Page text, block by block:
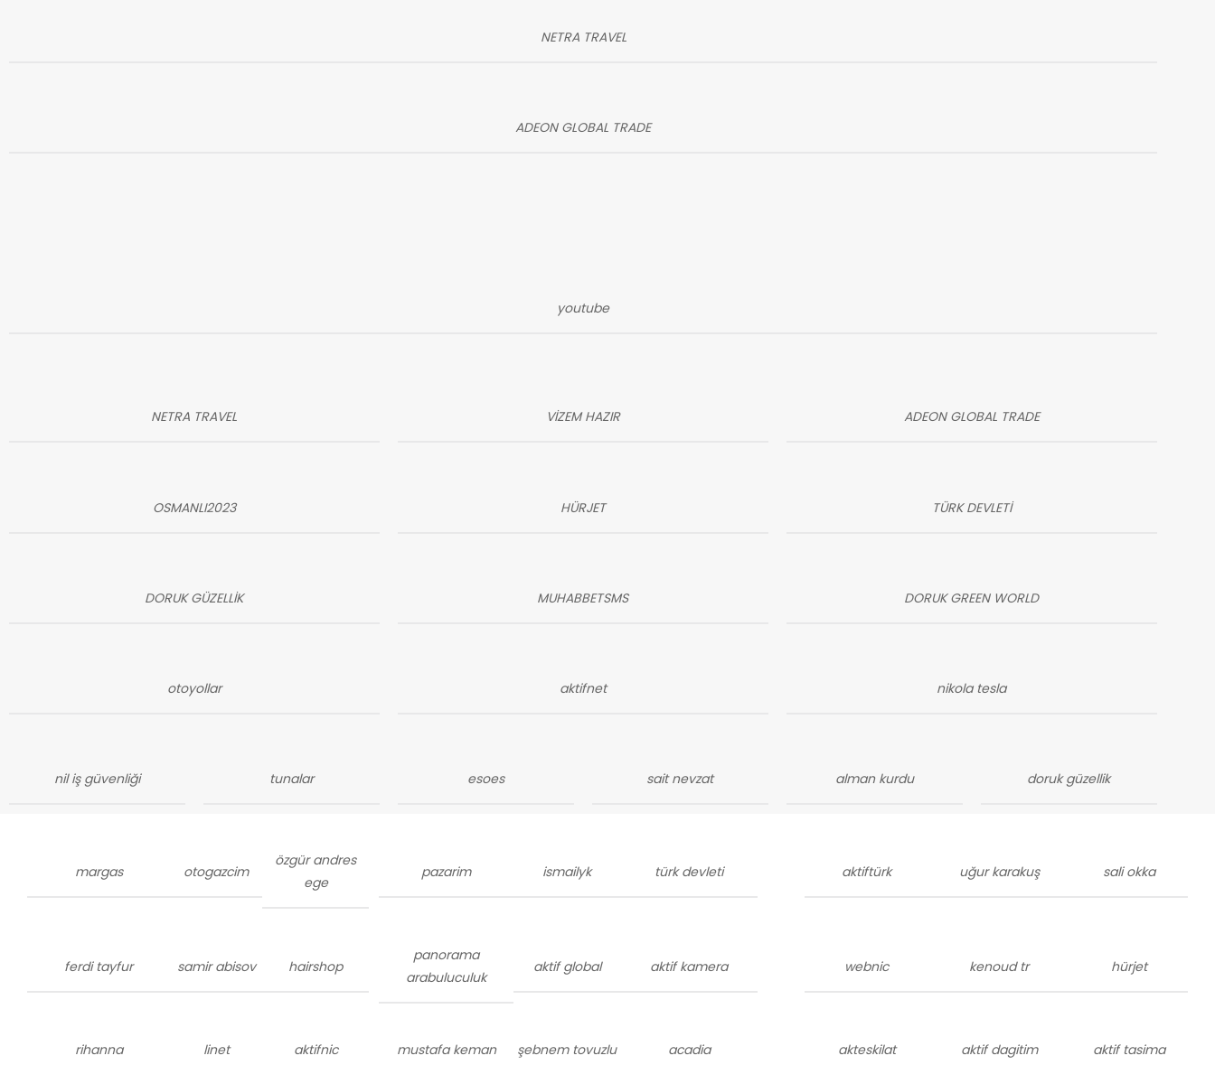
NETRA TRAVEL
ADEON GLOBAL TRADE
youtube
NETRA TRAVEL VİZEM HAZIR ADEON GLOBAL TRADE
OSMANLI2023 HÜRJET TÜRK DEVLETİ
DORUK GÜZELLİK MUHABBETSMS DORUK GREEN WORLD
otoyollar aktifnet nikola tesla
nil iş güvenliği tunalar esoes sait nevzat alman kurdu doruk güzellik
margas otogazcim
özgür andres
ege
pazarim ismailyk türk devleti aktiftürk uğur karakuş sali okka
ferdi tayfur samir abisov hairshop
panorama
arabuluculuk
aktif global aktif kamera webnic kenoud tr hürjet
rihanna linet aktifnic mustafa keman şebnem tovuzlu acadia akteskilat aktif dagitim aktif tasima